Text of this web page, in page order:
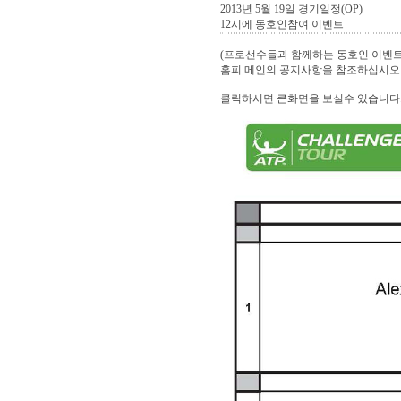
2013년 5월 19일 경기일정(OP)
12시에 동호인참여 이벤트
(프로선수들과 함께하는 동호인 이벤
홈피 메인의 공지사항을 참조하십시오
클릭하시면 큰화면을 보실수 있습니